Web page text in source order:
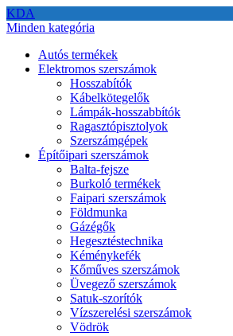
KDA
Minden kategória
Autós termékek
Elektromos szerszámok
Hosszabítók
Kábelkötegelők
Lámpák-hosszabbítók
Ragasztópisztolyok
Szerszámgépek
Építőipari szerszámok
Balta-fejsze
Burkoló termékek
Faipari szerszámok
Földmunka
Gázégők
Hegesztéstechnika
Kéménykefék
Kőműves szerszámok
Üvegező szerszámok
Satuk-szorítók
Vízszerelési szerszámok
Vödrök